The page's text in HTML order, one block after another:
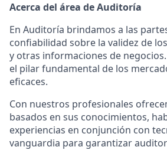
Acerca del área de Auditoría
En Auditoría brindamos a las
confiabilidad sobre la validez de
y otras informaciones de
el pilar fundamental de los
eficaces.
Con nuestros profesionales
basados en sus conocimientos,
experiencias en conjunción con
vanguardia para garantizar